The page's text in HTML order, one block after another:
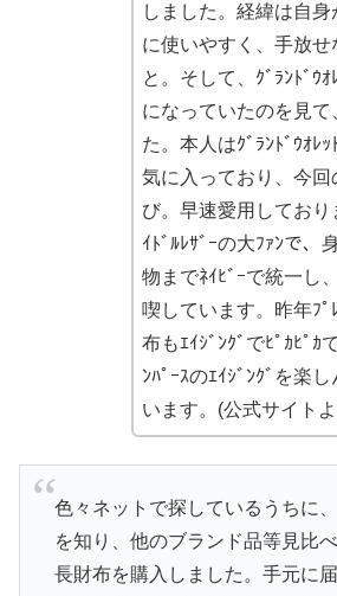
しました。経緯は自
に使いやすく、手放せ
と。そして、ｸﾞﾗﾝﾄﾞｳ
になっていたのを見て
た。本人はｸﾞﾗﾝﾄﾞｳｵﾚ
気に入っており、今回
び。早速愛用しており
ｲﾄﾞﾙﾚｻﾞｰの大ﾌｧﾝで、
物までﾈｲﾋﾞｰで統一し
喫しています。昨年ﾌﾟ
布もｴｲｼﾞﾝｸﾞでﾋﾟｶﾋﾟｶ
ﾝﾊﾟｰｽのｴｲｼﾞﾝｸﾞを楽
います。(公式サイト
色々ネットで探しているうちに
を知り、他のブランド品等見比
長財布を購入しました。手元に